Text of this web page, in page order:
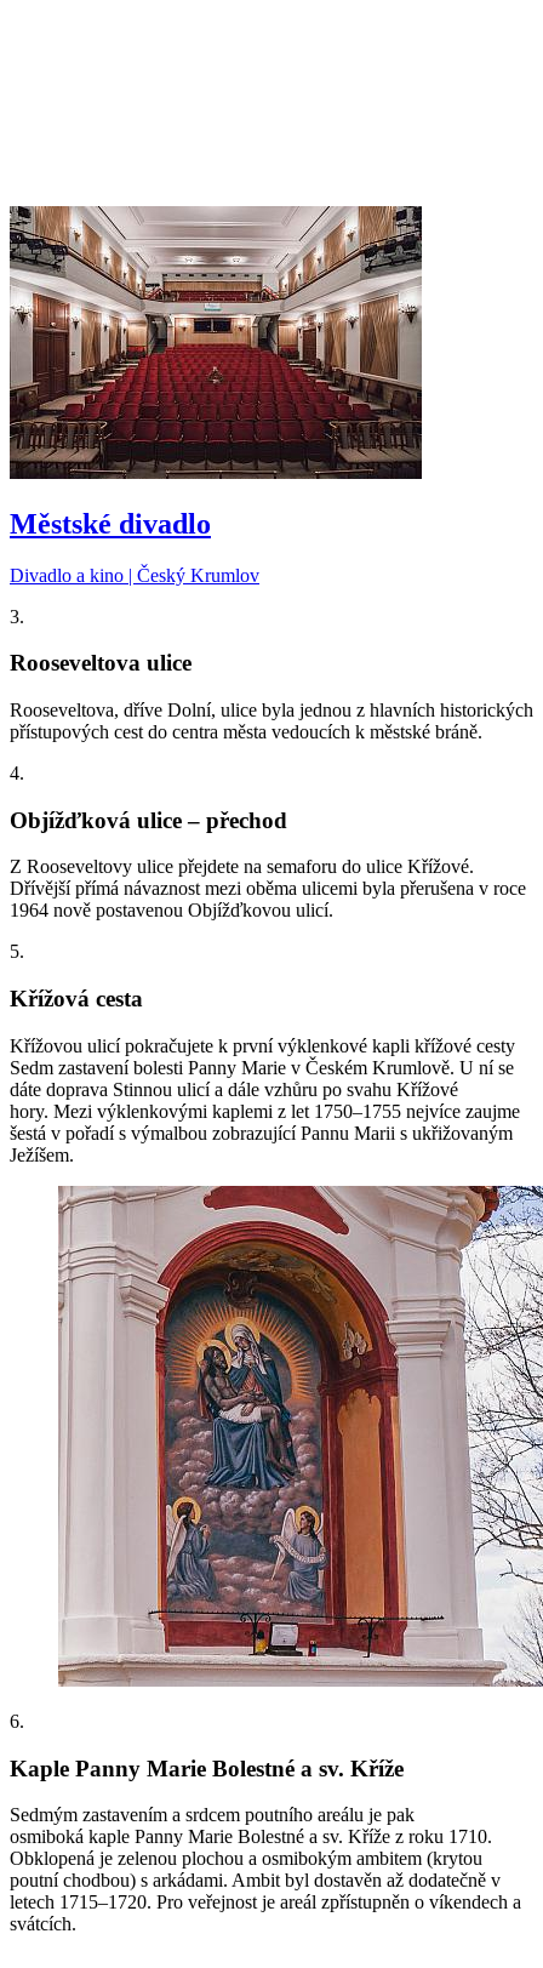
Městské divadlo
Divadlo a kino | Český Krumlov
3.
Rooseveltova ulice
Rooseveltova, dříve Dolní, ulice byla jednou z hlavních historických
přístupových cest do centra města vedoucích k městské bráně.
4.
Objížďková ulice – přechod
Z Rooseveltovy ulice přejdete na semaforu do ulice Křížové.
Dřívější přímá návaznost mezi oběma ulicemi byla přerušena v roce
1964 nově postavenou Objížďkovou ulicí.
5.
Křížová cesta
Křížovou ulicí pokračujete k první výklenkové kapli křížové cesty
Sedm zastavení bolesti Panny Marie v Českém Krumlově. U ní se
dáte doprava Stinnou ulicí a dále vzhůru po svahu Křížové
hory. Mezi výklenkovými kaplemi z let 1750–1755 nejvíce zaujme
šestá v pořadí s výmalbou zobrazující Pannu Marii s ukřižovaným
Ježíšem.
6.
Kaple Panny Marie Bolestné a sv. Kříže
Sedmým zastavením a srdcem poutního areálu je pak
osmiboká kaple Panny Marie Bolestné a sv. Kříže z roku 1710.
Obklopená je zelenou plochou a osmibokým ambitem (krytou
poutní chodbou) s arkádami. Ambit byl dostavěn až dodatečně v
letech 1715–1720. Pro veřejnost je areál zpřístupněn o víkendech a
svátcích.